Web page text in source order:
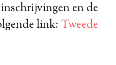
en de
link:Tweede